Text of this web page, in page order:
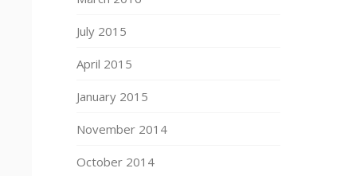
July 2015
April 2015
January 2015
November 2014
October 2014